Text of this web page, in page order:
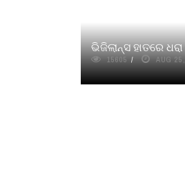
ଭିଜିଲାନ୍ସ ହାତରେ
15605 AUG